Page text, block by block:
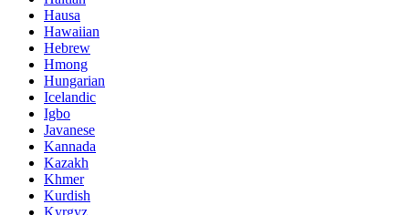
Hausa
Hawaiian
Hebrew
Hmong
Hungarian
Icelandic
Igbo
Javanese
Kannada
Kazakh
Khmer
Kurdish
Kyrgyz